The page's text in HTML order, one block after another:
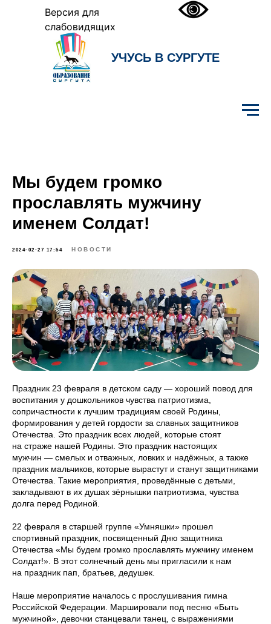
Версия для
слабовидящих
УЧУСЬ В СУРГУТЕ
Мы будем громко
прославлять мужчину
именем Солдат!
2024-02-27 17:54 НОВОСТИ
Праздник 23 февраля в детском саду — хороший повод для
воспитания у дошкольников чувства патриотизма,
сопричастности к лучшим традициям своей Родины,
формирования у детей гордости за славных защитников
Отечества. Это праздник всех людей, которые стоят
на страже нашей Родины. Это праздник настоящих
мужчин — смелых и отважных, ловких и надёжных, а также
праздник мальчиков, которые вырастут и станут защитниками
Отечества. Такие мероприятия, проведённые с детьми,
закладывают в их душах зёрнышки патриотизма, чувства
долга перед Родиной.
22 февраля в старшей группе «Умняшки» прошел
спортивный праздник, посвященный Дню защитника
Отечества «Мы будем громко прославлять мужчину именем
Солдат!». В этот солнечный день мы пригласили к нам
на праздник пап, братьев, дедушек.
Наше мероприятие началось с прослушивания гимна
Российской Федерации. Маршировали под песню «Быть
мужчиной», девочки станцевали танец, с выражениями